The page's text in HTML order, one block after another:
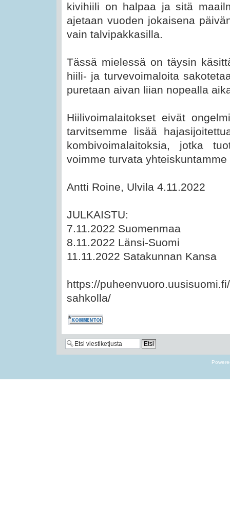
kivihiili on halpaa ja sitä
ajetaan vuoden jokaisena
vain talvipakkasilla.
Tässä mielessä on täysin
hiili- ja turvevoimaloita
puretaan aivan liian nopealla
Hiilivoimalaitokset eivät
tarvitsemme lisää
kombivoimalaitoksia, jotka
voimme turvata
Antti Roine, Ulvila 4.11.2022
JULKAISTU:
7.11.2022 Suomenmaa
8.11.2022 Länsi-Suomi
11.11.2022 Satakunnan Kansa
https://
sahkolla/
Kommentoi